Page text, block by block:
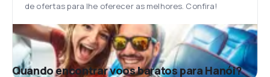
de ofertas para lhe oferecer as melhores. Confira!
Quando encontrar voos baratos para Hanói?